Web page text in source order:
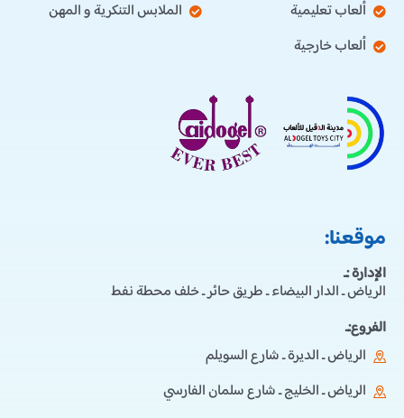
ألعاب تعليمية
ألعاب خارجية
الملابس التنكرية و المهن
موقعنا:
الإدارة :ـ
الرياض ـ الدار البيضاء ـ طريق حائر ـ خلف محطة نفط
الفروع:ـ
الرياض ـ الديرة ـ شارع السويلم
الرياض ـ الخليج ـ شارع سلمان الفارسي